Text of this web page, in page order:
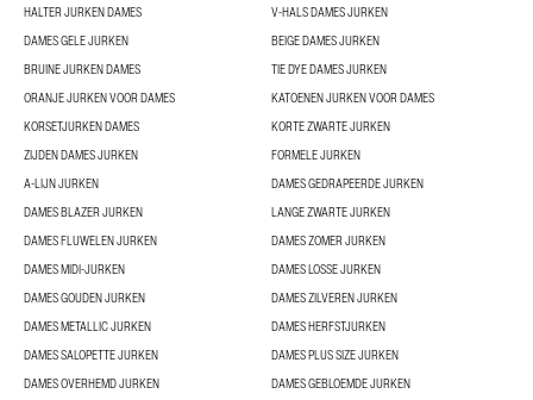
HALTER JURKEN DAMES
V-HALS DAMES JURKEN
DAMES GELE JURKEN
BEIGE DAMES JURKEN
BRUINE JURKEN DAMES
TIE DYE DAMES JURKEN
ORANJE JURKEN VOOR DAMES
KATOENEN JURKEN VOOR DAMES
KORSETJURKEN DAMES
KORTE ZWARTE JURKEN
ZIJDEN DAMES JURKEN
FORMELE JURKEN
A-LIJN JURKEN
DAMES GEDRAPEERDE JURKEN
DAMES BLAZER JURKEN
LANGE ZWARTE JURKEN
DAMES FLUWELEN JURKEN
DAMES ZOMER JURKEN
DAMES MIDI-JURKEN
DAMES LOSSE JURKEN
DAMES GOUDEN JURKEN
DAMES ZILVEREN JURKEN
DAMES METALLIC JURKEN
DAMES HERFSTJURKEN
DAMES SALOPETTE JURKEN
DAMES PLUS SIZE JURKEN
DAMES OVERHEMD JURKEN
DAMES GEBLOEMDE JURKEN